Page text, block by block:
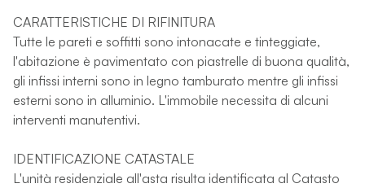
CARATTERISTICHE DI RIFINITURA
Tutte le pareti e soffitti sono intonacate e tinteggiate,
l'abitazione è pavimentato con piastrelle di buona qualità,
gli infissi interni sono in legno tamburato mentre gli infissi
esterni sono in alluminio. L'immobile necessita di alcuni
interventi manutentivi.
IDENTIFICAZIONE CATASTALE
L'unità residenziale all'asta risulta identificata al Catasto